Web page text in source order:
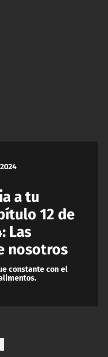
a tu
12 de
Las
nosotros
constante con el